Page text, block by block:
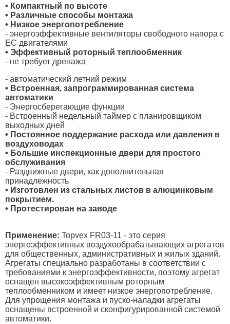
• Компактный по высоте
• Различные способы монтажа
• Низкое энергопотребление
- энергоэффективные вентиляторы свободного напора с
ЕС двигателями
• Эффективный роторный теплообменник
- не требует дренажа
- автоматический летний режим
• Встроенная, запрограммированная система
автоматики
- Энергосберегающие функции
- Встроенный недельный таймер с планировщиком
выходных дней
• Постоянное поддержание расхода или давления в
воздуховодах
• Большие инспекционные двери для простого
обслуживания
- Раздвижные двери, как дополнительная
принадлежность
• Изготовлен из стальных листов в алюцинковым
покрытием.
• Протестирован на заводе
Применение: Topvex FR03-11 - это серия
энергоэффективных воздухообрабатывающих агрегатов
для общественных, административных и жилых зданий.
Агрегаты специально разработаны в соответствии с
требованиями к энергоэффективности, поэтому агрегат
оснащен высокоэффективным роторным
теплообменником и имеет низкое энергопотребление.
Для упрощения монтажа и пуско-наладки агрегаты
оснащены встроенной и сконфигурированной системой
автоматики.